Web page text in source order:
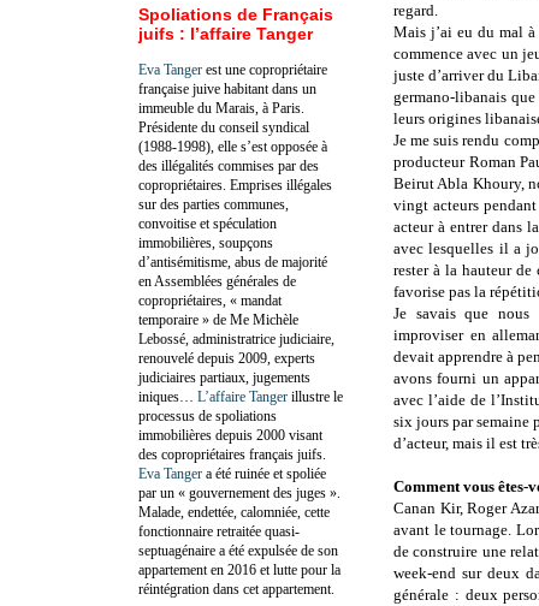
regard.
Mais j’ai eu du mal
commence avec un
juste d’arriver du
germano-libanais
leurs origines
Je me suis rendu
producteur Roman
Beirut Abla Khoury,
vingt acteurs
acteur à entrer dans
avec lesquelles il a
rester à la hauteur
favorise pas la
Je savais que
improviser en
devait apprendre à
avons fourni un
avec l’aide de
six jours par semaine
d’acteur, mais il est
Comment vous êtes-
Canan Kir, Roger
avant le tournage.
de construire une
week-end sur deux
générale : deux
Spoliations de Français
juifs : l’affaire Tanger
Eva Tanger est une copropriétaire
française juive habitant dans un
immeuble du Marais, à Paris.
Présidente du conseil syndical
(1988-1998), elle s’est opposée à
des illégalités commises par des
copropriétaires. Emprises illégales
sur des parties communes,
convoitise et spéculation
immobilières, soupçons
d’antisémitisme, abus de majorité
en Assemblées générales de
copropriétaires, « mandat
temporaire » de Me Michèle
Lebossé, administratrice judiciaire,
renouvelé depuis 2009, experts
judiciaires partiaux, jugements
iniques… L’affaire Tanger illustre le
processus de spoliations
immobilières depuis 2000 visant
des copropriétaires français juifs.
Eva Tanger a été ruinée et spoliée
par un « gouvernement des juges ».
Malade, endettée, calomniée, cette
fonctionnaire retraitée quasi-
septuagénaire a été expulsée de son
appartement en 2016 et lutte pour la
réintégration dans cet appartement.